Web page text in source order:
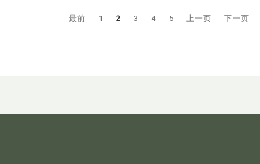
最前 1 2 3 4 5 上一页 下一页